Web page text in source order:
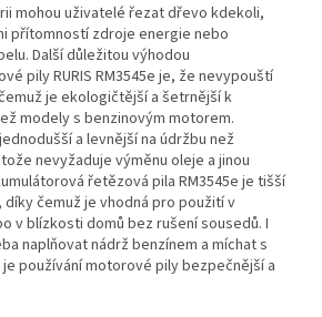
mohou uživatelé řezat dřevo kdekoli,
přítomností zdroje energie nebo
Další důležitou výhodou
pily RURIS RM3545e je, že nevypouští
je ekologičtější a šetrnější k
modely s benzinovým motorem.
a levnější na údržbu než
nevyžaduje výměnu oleje a jinou
řetězová pila RM3545e je tišší
čemuž je vhodná pro použití v
v blízkosti domů bez rušení sousedů. I
naplňovat nádrž benzínem a míchat s
používání motorové pily bezpečnější a